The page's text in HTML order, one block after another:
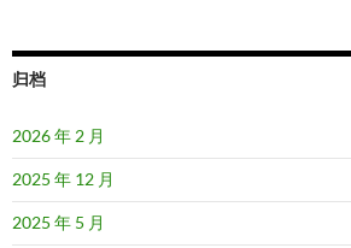
归档
2026 年 2 月
2025 年 12 月
2025 年 5 月